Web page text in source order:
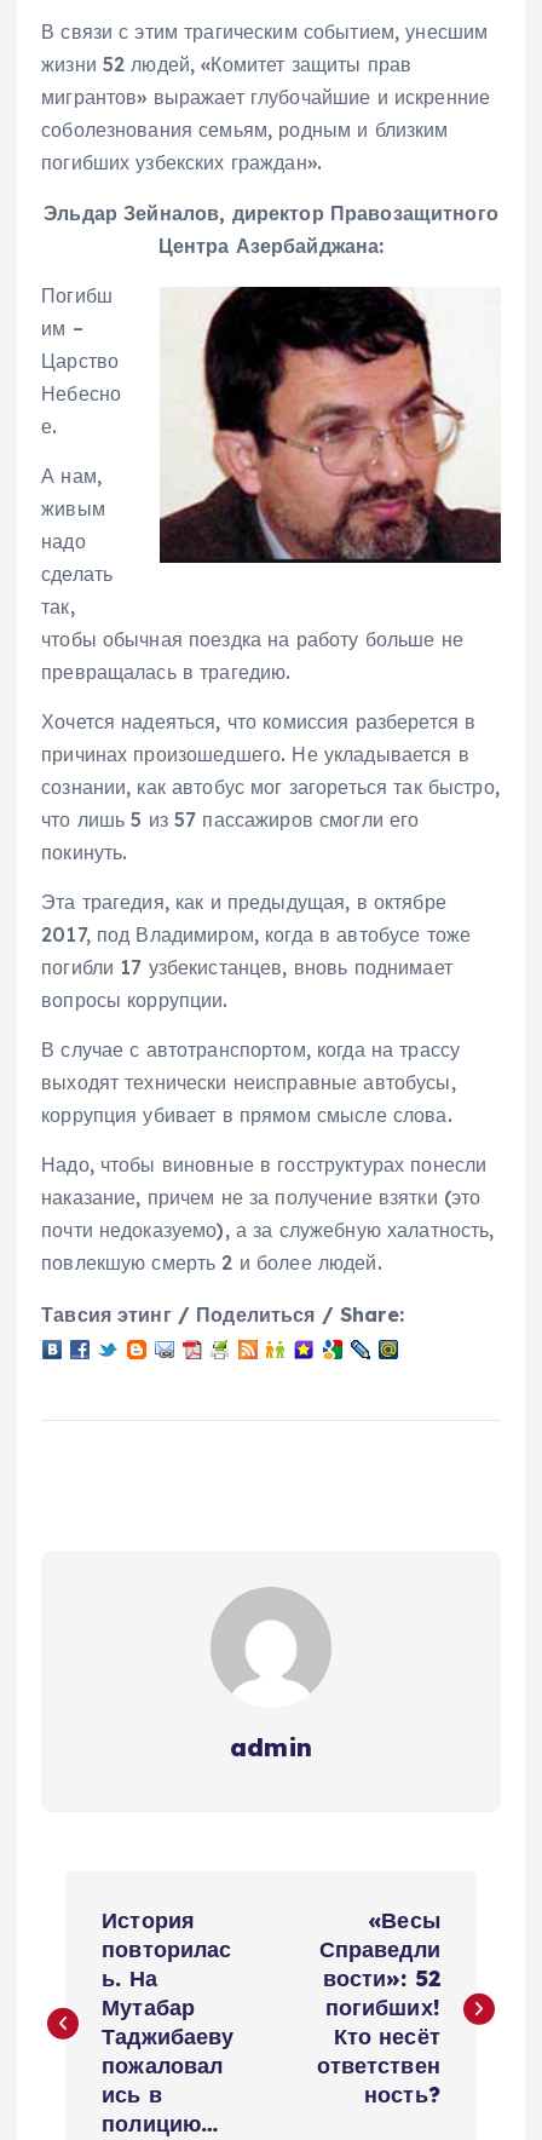
В связи с этим трагическим событием, унесшим
жизни 52 людей, «Комитет защиты прав
мигрантов» выражает глубочайшие и искренние
соболезнования семьям, родным и близким
погибших узбекских граждан».
Эльдар Зейналов, директор Правозащитного
Центра Азербайджана:
Погибш
им –
Царство
Небесно
е.
А нам,
живым
надо
сделать
так,
чтобы обычная поездка на работу больше не
превращалась в трагедию.
Хочется надеяться, что комиссия разберется в
причинах произошедшего. Не укладывается в
сознании, как автобус мог загореться так быстро,
что лишь 5 из 57 пассажиров смогли его
покинуть.
Эта трагедия, как и предыдущая, в октябре
2017, под Владимиром, когда в автобусе тоже
погибли 17 узбекистанцев, вновь поднимает
вопросы коррупции.
В случае с автотранспортом, когда на трассу
выходят технически неисправные автобусы,
коррупция убивает в прямом смысле слова.
Надо, чтобы виновные в госструктурах понесли
наказание, причем не за получение взятки (это
почти недоказуемо), а за служебную халатность,
повлекшую смерть 2 и более людей.
Тавсия этинг / Поделиться / Share:
admin
в
История
повторилас
ь. На
Мутабар
Таджибаеву
пожаловал
ись в
полицию…
«Весы
Справедли
вости»: 52
погибших!
Кто несёт
ответствен
ность?